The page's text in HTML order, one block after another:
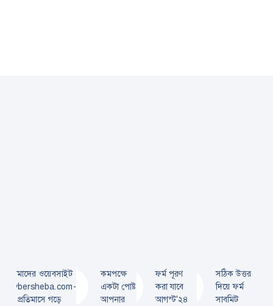
আমাদের ওয়েবসাইট
cybersheba.com-
এ প্রতিমাসে গড়ে
কমপক্ষে
একটা পোষ্ট
আপনার
ফর্ম পূরণ
করা যাবে
আগস্ট'২৪
সঠিক উত্তর
দিয়ে ফর্ম
সাবমিট